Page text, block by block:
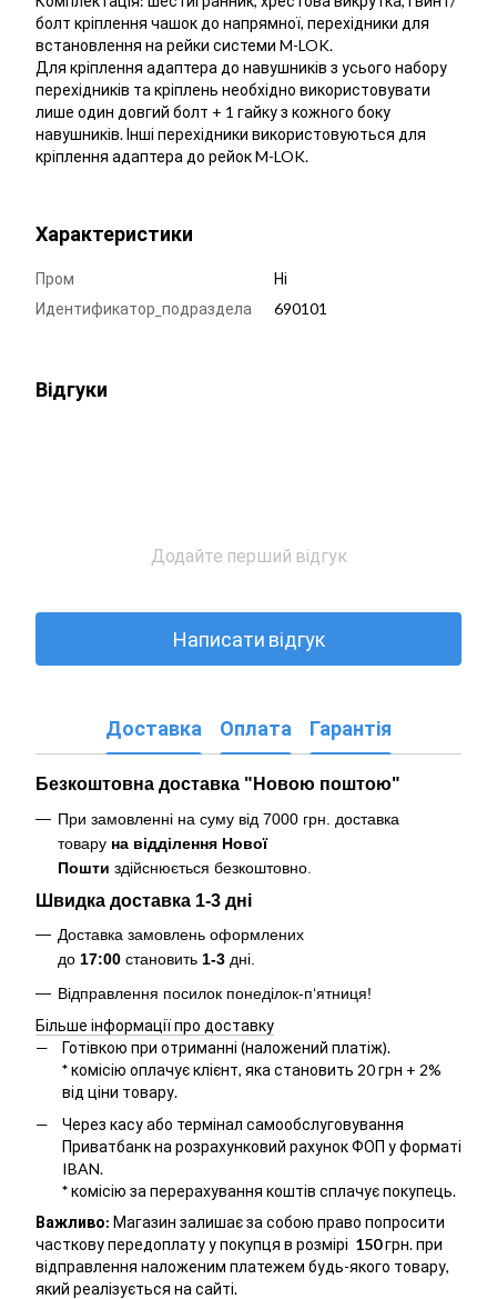
болт кріплення чашок до напрямної, перехідники для
встановлення на рейки системи M-LOK.
Для кріплення адаптера до навушників з усього набору
перехідників та кріплень необхідно використовувати
лише один довгий болт + 1 гайку з кожного боку
навушників. Інші перехідники використовуються для
кріплення адаптера до рейок M-LOK.
Характеристики
Пром
Ні
Идентификатор_подраздела
690101
Відгуки
Додайте перший відгук
Написати відгук
Доставка Оплата Гарантія
Безкоштовна доставка "Новою поштою"
При замовленні на суму від 7000 грн. доставка
товару на відділення Нової
Пошти здійснюється безкоштовно
Швидка доставка 1-3 дні
Доставка замовлень оформлених
до 17:00 становить 1-3 дні.
Відправлення посилок понеділок-п‘ятниця!
Більше інформації про доставку
Готівкою при отриманні (наложений платіж).
*комісію оплачує клієнт, яка становить 20 грн + 2%
від ціни товару.
Через касу або термінал самообслуговування
Приватбанк на розрахунковий рахунок ФОП у форматі
IBAN.
*комісію за перерахування коштів сплачує покупець.
Важливо: Магазин залишає за собою право попросити
часткову передоплату у покупця в розмірі 150грн. при
відправлення наложеним платежем будь-якого товару,
який реалізується на сайті.